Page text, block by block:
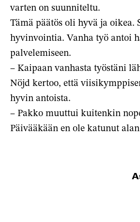
varten on suunniteltu.
Tämä päätös oli hyvä ja
hyvinvointia. Vanha työ antoi
palvelemiseen.
– Kaipaan vanhasta työstäni
Nöjd kertoo, että
hyvin antoista.
– Pakko muuttui kuitenkin
Päivääkään en ole katunut